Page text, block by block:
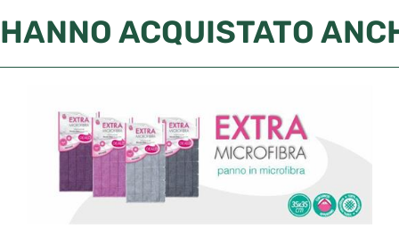
HANNO ACQUISTATO